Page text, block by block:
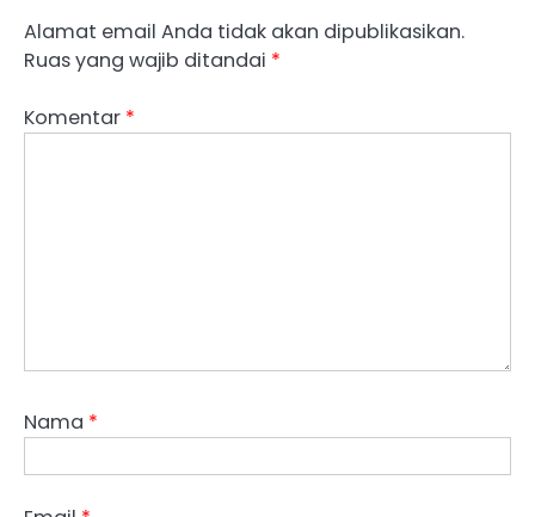
Alamat email Anda tidak akan dipublikasikan.
Ruas yang wajib ditandai *
Komentar *
Nama *